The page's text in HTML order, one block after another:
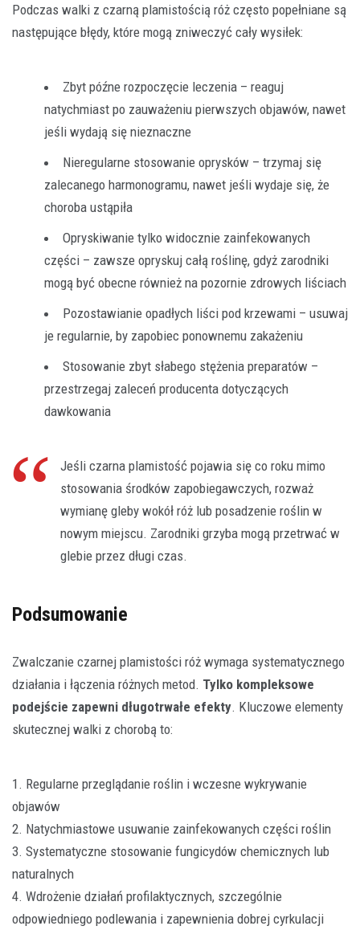
Podczas walki z czarną plamistością róż często popełniane są
następujące błędy, które mogą zniweczyć cały wysiłek:
Zbyt późne rozpoczęcie leczenia – reaguj
natychmiast po zauważeniu pierwszych objawów, nawet
jeśli wydają się nieznaczne
Nieregularne stosowanie oprysków – trzymaj się
zalecanego harmonogramu, nawet jeśli wydaje się, że
choroba ustąpiła
Opryskiwanie tylko widocznie zainfekowanych
części – zawsze opryskuj całą roślinę, gdyż zarodniki
mogą być obecne również na pozornie zdrowych liściach
Pozostawianie opadłych liści pod krzewami – usuwaj
je regularnie, by zapobiec ponownemu zakażeniu
Stosowanie zbyt słabego stężenia preparatów –
przestrzegaj zaleceń producenta dotyczących
dawkowania
Jeśli czarna plamistość pojawia się co roku mimo
stosowania środków zapobiegawczych, rozważ
wymianę gleby wokół róż lub posadzenie roślin w
nowym miejscu. Zarodniki grzyba mogą przetrwać w
glebie przez długi czas.
Podsumowanie
Zwalczanie czarnej plamistości róż wymaga systematycznego
działania i łączenia różnych metod. Tylko kompleksowe
podejście zapewni długotrwałe efekty. Kluczowe elementy
skutecznej walki z chorobą to:
1. Regularne przeglądanie roślin i wczesne wykrywanie
objawów
2. Natychmiastowe usuwanie zainfekowanych części roślin
3. Systematyczne stosowanie fungicydów chemicznych lub
naturalnych
4. Wdrożenie działań profilaktycznych, szczególnie
odpowiedniego podlewania i zapewnienia dobrej cyrkulacji